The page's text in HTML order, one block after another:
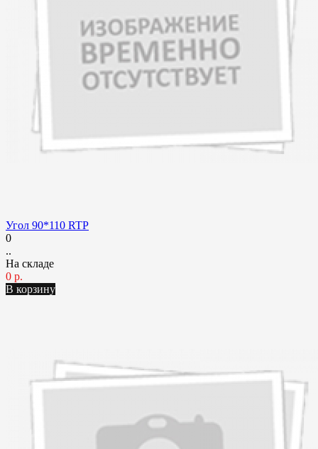
Угол 90*110 RTP
0
..
На складе
0 р.
В корзину